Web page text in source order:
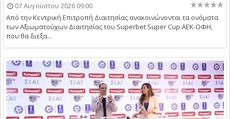
07 Αυγούστου 2026 09:00
Aπό την Κεντρική Επιτροπή Διαιτησίας ανακοινώνονται τα ονόματα
των Αξιωματούχων Διαιτησίας του Superbet Super Cup ΑΕΚ-ΟΦΗ,
που θα διεξα...